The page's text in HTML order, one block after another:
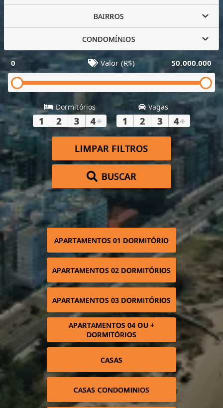
BAIRROS
CONDOMÍNIOS
0 Valor (R$) 50.000.000
Dormitórios
1 2 3 4+
Vagas
1 2 3 4+
LIMPAR FILTROS
BUSCAR
APARTAMENTOS 01 DORMITÓRIO
APARTAMENTOS 02 DORMITÓRIOS
APARTAMENTOS 03 DORMITÓRIOS
APARTAMENTOS 04 OU +
DORMITÓRIOS
CASAS
CASAS CONDOMINIOS